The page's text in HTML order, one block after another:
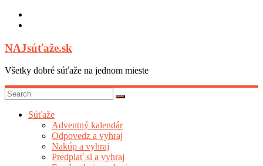
Skip
NAJsúťaže.sk
Všetky dobré súťaže na jednom mieste
Súťaže
Adventný kalendár
Odpovedz a vyhraj
Nakúp a vyhraj
Predplať si a vyhraj